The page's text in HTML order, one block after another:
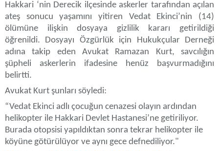
Hakkari ‘nin Derecik ilçesinde askerler tarafından açılan
ateş sonucu yaşamını yitiren Vedat Ekinci’nin (14)
ölümüne ilişkin dosyaya gizlilik kararı getirildiği
öğrenildi. Dosyayı Özgürlük için Hukukçular Derneği
adına takip eden Avukat Ramazan Kurt, savcılığın
şüpheli askerlerin ifadesine henüz başvurmadığını
belirtti.
Avukat Kurt şunları söyledi:
“Vedat Ekinci adlı çocuğun cenazesi olayın ardından
helikopter ile Hakkari Devlet Hastanesi’ne getiriliyor.
Burada otopsisi yapıldıktan sonra tekrar helikopter ile
köyüne götürülüyor ve aynı gece defnediliyor."